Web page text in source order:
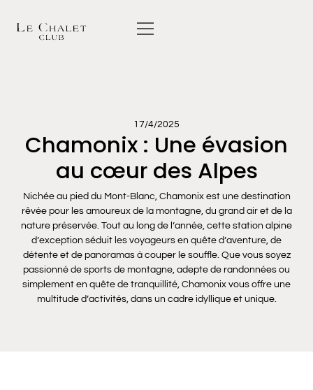
17/4/2025
Chamonix : Une évasion
au cœur des Alpes
Nichée au pied du Mont-Blanc, Chamonix est une destination
rêvée pour les amoureux de la montagne, du grand air et de la
nature préservée. Tout au long de l’année, cette station alpine
d’exception séduit les voyageurs en quête d’aventure, de
détente et de panoramas à couper le souffle. Que vous soyez
passionné de sports de montagne, adepte de randonnées ou
simplement en quête de tranquillité, Chamonix vous offre une
multitude d’activités, dans un cadre idyllique et unique.